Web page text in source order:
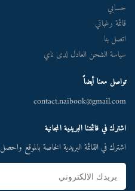
حسابي
قائمة رغباتي
اتصل بنا
سياسة الشحن العادل لدى ناي
تواصل معنا أيضاً
contact.naibook@gmail.com
اشترك في قائمتنا البريدية المجانية
اشترك في القائمة البريدية الخاصة